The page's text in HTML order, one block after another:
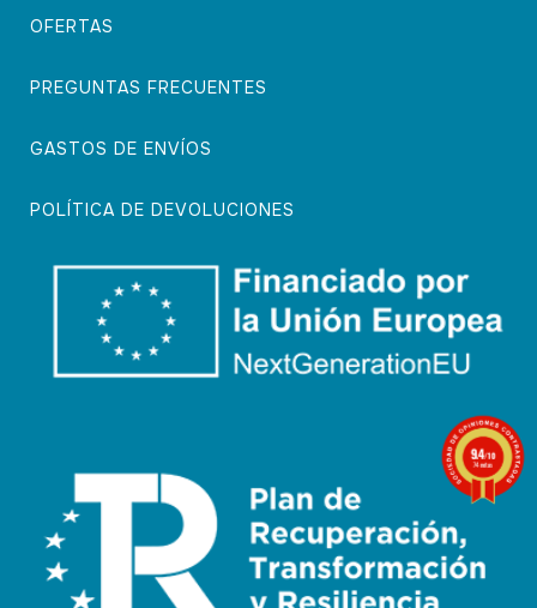
OFERTAS
PREGUNTAS FRECUENTES
GASTOS DE ENVÍOS
POLÍTICA DE DEVOLUCIONES
9.4/10
74 notas